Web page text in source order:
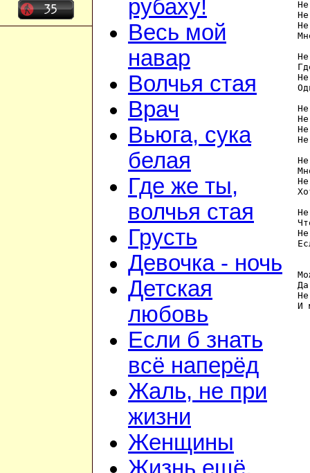
рубаху!
Весь мой
навар
Волчья стая
Врач
Вьюга, сука
белая
Где же ты,
волчья стая
Грусть
Девочка - ночь
Детская
любовь
Если б знать
всё наперёд
Жаль, не при
жизни
Женщины